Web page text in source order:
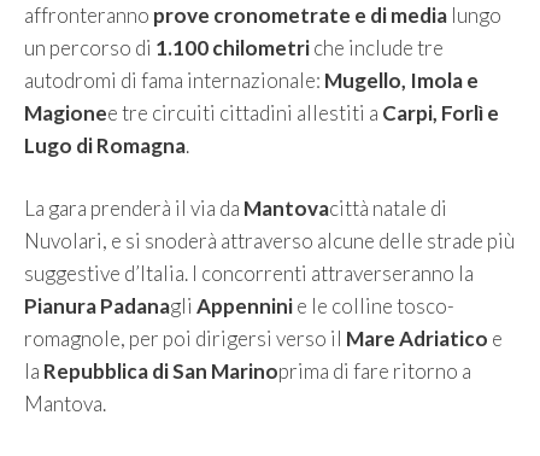
affronteranno prove cronometrate e di media lungo
un percorso di 1.100 chilometriche include tre
autodromi di fama internazionale: Mugello, Imola e
Magionee tre circuiti cittadini allestiti a Carpi, Forlì e
Lugo di Romagna.
La gara prenderà il via da Mantovacittà natale di
Nuvolari, e si snoderà attraverso alcune delle strade più
suggestive d’Italia. I concorrenti attraverseranno la
Pianura Padanagli Appenninie le colline tosco-
romagnole, per poi dirigersi verso il Mare Adriatico e
la Repubblica di San Marinoprima di fare ritorno a
Mantova.